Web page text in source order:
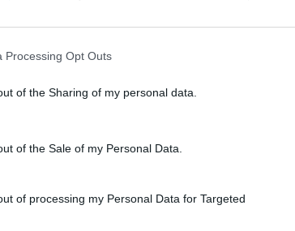
Processing Opt Outs
of the Sharing of my personal data.
of the Sale of my Personal Data.
of processing my Personal Data for Targeted
στον κόσμο των
παπούτσι
Πάρα πολλοί άνθρωποι
της Adidas, των Stan…